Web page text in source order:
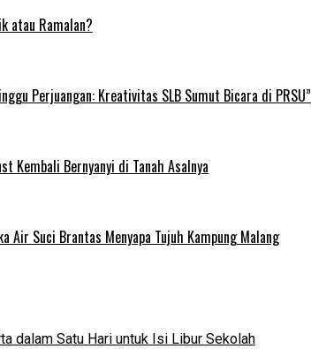
atau Ramalan?
Perjuangan: Kreativitas SLB Sumut Bicara di PRSU”
Kembali Bernyanyi di Tanah Asalnya
Air Suci Brantas Menyapa Tujuh Kampung Malang
dalam Satu Hari untuk Isi Libur Sekolah